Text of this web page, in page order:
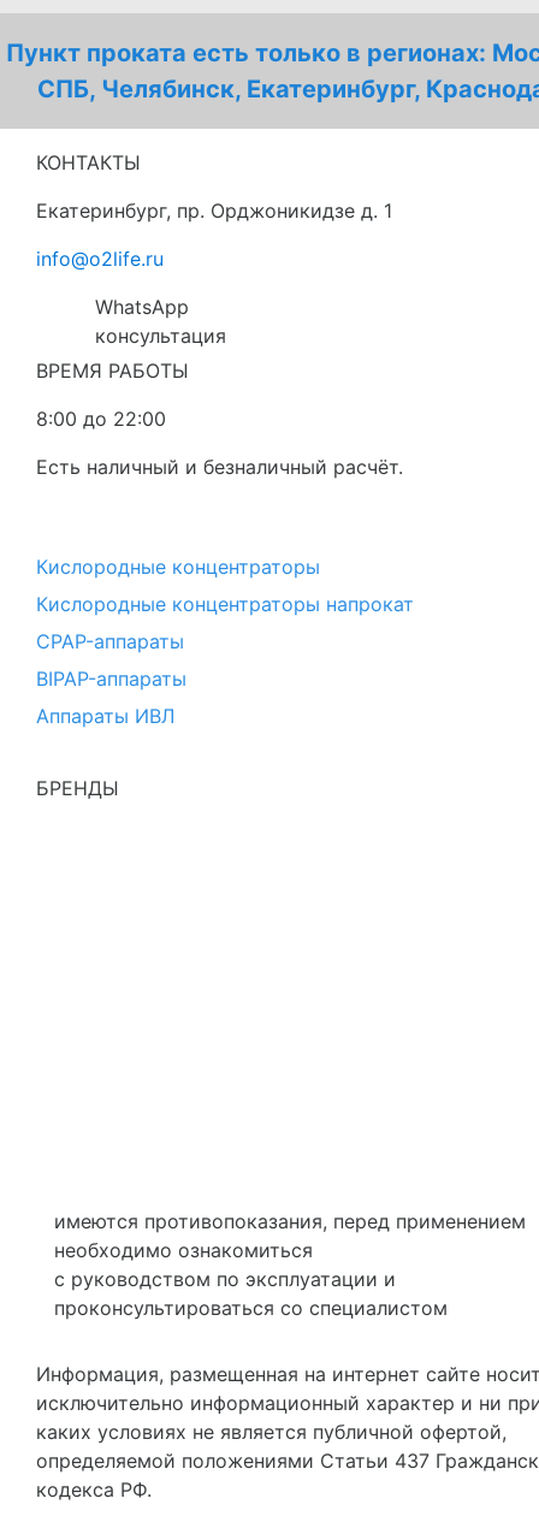
Пункт проката есть только в регионах:
СПБ, Челябинск, Екатеринбург,
КОНТАКТЫ
Екатеринбург, пр. Орджоникидзе д. 1
info@o2life.ru
WhatsApp
консультация
ВРЕМЯ РАБОТЫ
8:00 до 22:00
Есть наличный и безналичный расчёт.
Кислородные концентраторы
Кислородные концентраторы напрокат
CPAP-аппараты
BIPAP-аппараты
Аппараты ИВЛ
БРЕНДЫ
имеются противопоказания, перед применением
необходимо ознакомиться
с руководством по эксплуатации и
проконсультироваться со специалистом
Информация, размещенная на интернет сайте
исключительно информационный характер и ни
каких условиях не является публичной офертой,
определяемой положениями Статьи 437
кодекса РФ.